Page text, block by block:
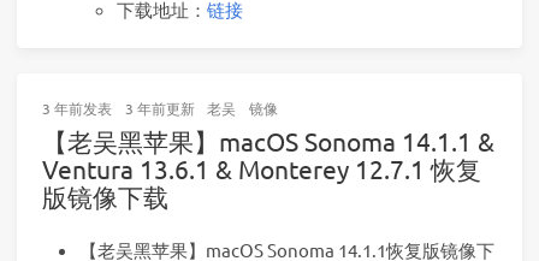
下载地址： 链接
3 年前发表 3 年前更新 老吴 镜像
【老吴黑苹果】macOS Sonoma 14.1.1 &
Ventura 13.6.1 & Monterey 12.7.1 恢复
版镜像下载
【老吴黑苹果】macOS Sonoma 14.1.1恢复版镜像下